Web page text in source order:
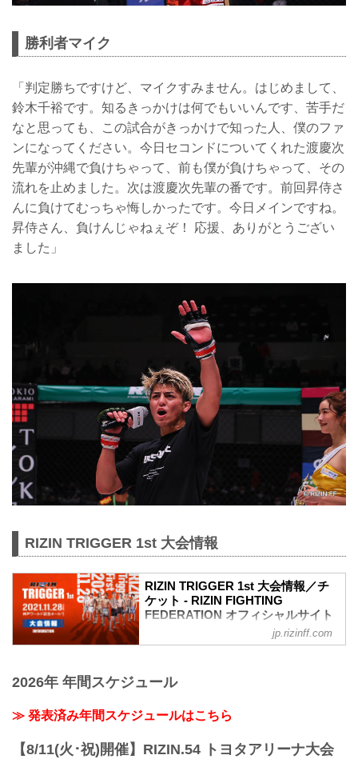
勝利者マイク
「判定勝ちですけど、マイクすみません。はじめまして、
鈴木千裕です。知るきっかけは何でもいいんです、苦手だ
なと思っても、この試合がきっかけで知った人、僕のファ
ンになってください。今日セコンドについてくれた渡慶次
先輩が沖縄で負けちゃって、前も僕が負けちゃって、その
流れを止めました。次は渡慶次先輩の番です。前回昇侍さ
んに負けてむっちゃ悔しかったです。今日メインですね。
昇侍さん、負けんじゃねぇぞ！ 応援、ありがとうござい
ました」
RIZIN TRIGGER 1st 大会情報
RIZIN TRIGGER 1st 大会情報／チ
ケット - RIZIN FIGHTING
FEDERATION オフィシャルサイト
ここから何かが始まる、新しいスターが
「RIZIN TRIGGER」。
をテーマに、主要都市を中心に開催して
いる通常のナンバーシリーズやRIZIN
jp.rizinff.com
2026年 年間スケジュール
≫ 発表済み年間スケジュールはこちら
【8/11(火･祝)開催】RIZIN.54 トヨタアリーナ大会